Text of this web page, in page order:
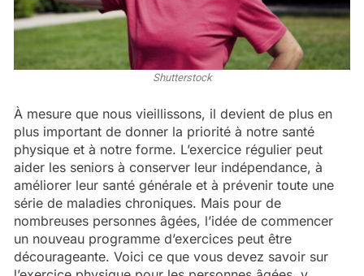
Shutterstock
À mesure que nous vieillissons, il devient de plus en
plus important de donner la priorité à notre santé
physique et à notre forme. L’exercice régulier peut
aider les seniors à conserver leur indépendance, à
améliorer leur santé générale et à prévenir toute une
série de maladies chroniques. Mais pour de
nombreuses personnes âgées, l’idée de commencer
un nouveau programme d’exercices peut être
décourageante. Voici ce que vous devez savoir sur